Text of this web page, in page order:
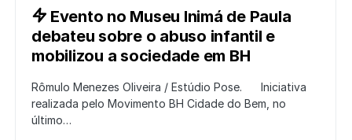
Evento no Museu Inimá de Paula
debateu sobre o abuso infantil e
mobilizou a sociedade em BH
Rômulo Menezes Oliveira / Estúdio Pose. Iniciativa
realizada pelo Movimento BH Cidade do Bem, no
último…